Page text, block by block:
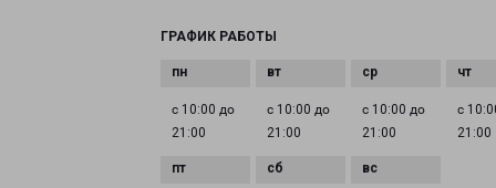
ГРАФИК РАБОТЫ
с 10:00 до
21:00
с 10:00 до
21:00
с 10:00 до
21:00
с
21:00